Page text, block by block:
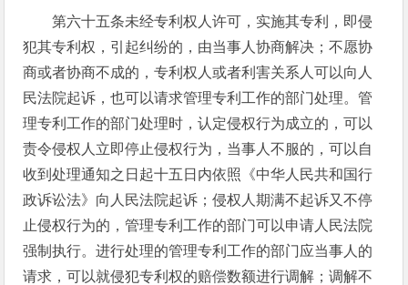
第六十五条未经专利权人许可，实施其专利，即侵
犯其专利权，引起纠纷的，由当事人协商解决；不愿协
商或者协商不成的，专利权人或者利害关系人可以向人
民法院起诉，也可以请求管理专利工作的部门处理。管
理专利工作的部门处理时，认定侵权行为成立的，可以
责令侵权人立即停止侵权行为，当事人不服的，可以自
收到处理通知之日起十五日内依照《中华人民共和国行
政诉讼法》向人民法院起诉；侵权人期满不起诉又不停
止侵权行为的，管理专利工作的部门可以申请人民法院
强制执行。进行处理的管理专利工作的部门应当事人的
请求，可以就侵犯专利权的赔偿数额进行调解；调解不